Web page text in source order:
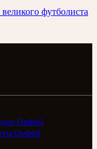
футболиста
Орфей
Орфей